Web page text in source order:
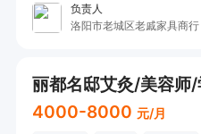
负责人
洛阳市老城区老戚家具商行
4000-8000 元/月